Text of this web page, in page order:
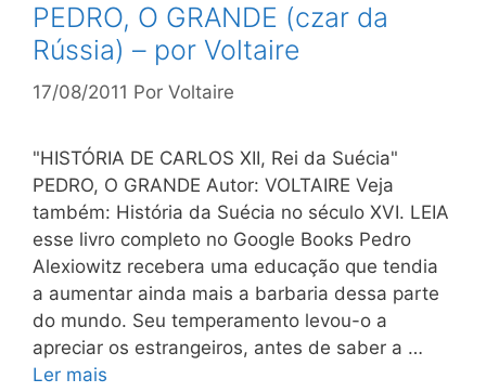
PEDRO, O GRANDE (czar da
Rússia) – por Voltaire
17/08/2011 Por Voltaire
"HISTÓRIA DE CARLOS XII, Rei da Suécia"
PEDRO, O GRANDE Autor: VOLTAIRE Veja
também: História da Suécia no século XVI. LEIA
esse livro completo no Google Books Pedro
Alexiowitz recebera uma educação que tendia
a aumentar ainda mais a barbaria dessa parte
do mundo. Seu temperamento levou-o a
apreciar os estrangeiros, antes de saber a …
Ler mais